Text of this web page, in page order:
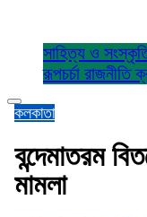
সাহিত্য ও
রূপচর্চা রাজনীতি
কলকাতা
বন্দেমাতরম
মামলা